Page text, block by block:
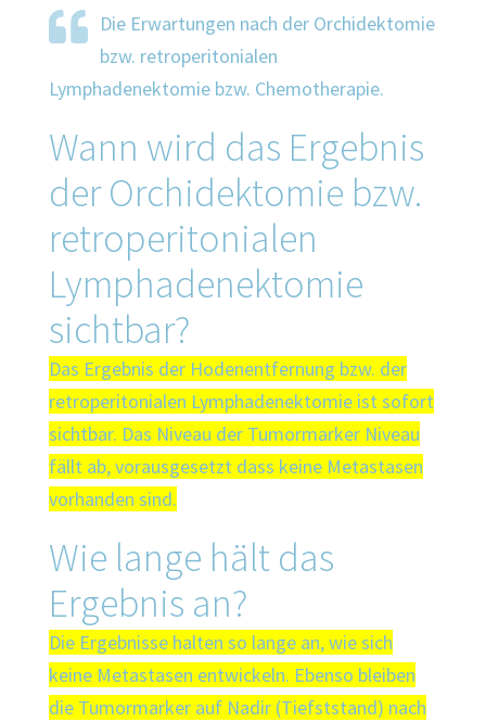
Die Erwartungen nach der Orchidektomie
bzw. retroperitonialen
Lymphadenektomie bzw. Chemotherapie.
Wann wird das Ergebnis
der Orchidektomie bzw.
retroperitonialen
Lymphadenektomie
sichtbar?
Das Ergebnis der Hodenentfernung bzw. der
retroperitonialen Lymphadenektomie ist sofort
sichtbar. Das Niveau der Tumormarker Niveau
fällt ab, vorausgesetzt dass keine Metastasen
vorhanden sind.
Wie lange hält das
Ergebnis an?
Die Ergebnisse halten so lange an, wie sich
keine Metastasen entwickeln. Ebenso bleiben
die Tumormarker auf Nadir (Tiefststand) nach